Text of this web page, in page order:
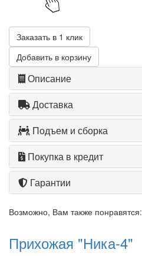
Заказать в 1 клик
Добавить в корзину
Описание
Доставка
Подъем и сборка
Покупка в кредит
Гарантии
Возможно, Вам также понравятся:
Прихожая "Ника-4"